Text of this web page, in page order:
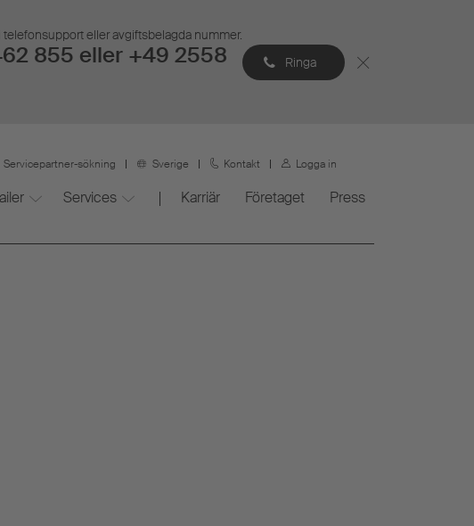
eller avgiftsbelagda nummer.
855 eller +49 2558
Ringa
Servicepartner-sökning Sverige Kontakt Logga in
Services Karriär Företaget Press